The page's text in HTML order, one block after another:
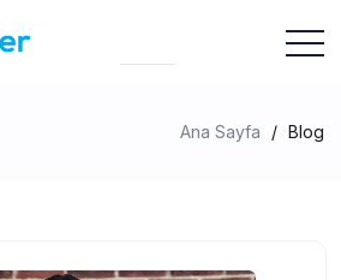
Ana Sayfa / Blog